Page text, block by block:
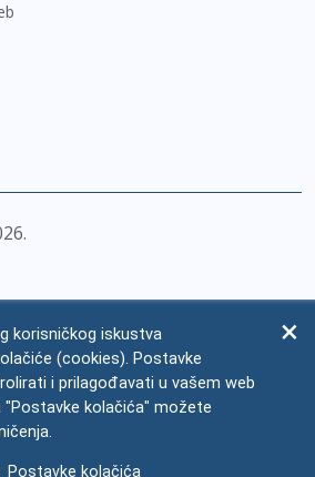
korisničkog iskustva
(cookies). Postavke
i prilagođavati u vašem web
"Postavke kolačića" možete
Postavke kolačića